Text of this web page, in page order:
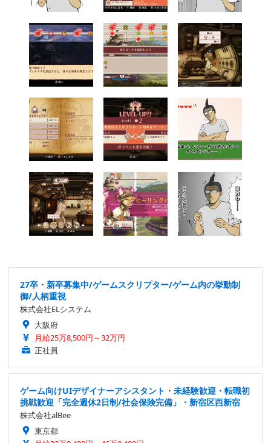
27卒・新卒募集中/ゲームスクリプター/ゲーム内の挙動制
御/人柄重視
株式会社ELシステム
大阪府
月給25万8,500円～32万円
正社員
ゲーム向けUIデザイナーアシスタント・未経験歓迎・転職初
挑戦歓迎「完全週休2日制/社会保険完備」・新宿区西新宿
株式会社alBee
東京都